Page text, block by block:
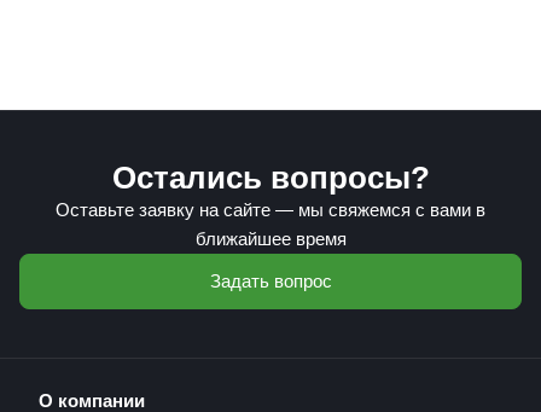
Остались вопросы?
Оставьте заявку на сайте — мы свяжемся с вами в
ближайшее время
Задать вопрос
О компании